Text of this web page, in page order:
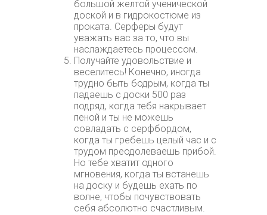
большой желтой ученической
доской и в гидрокостюме из
проката. Серферы будут
уважать вас за то, что вы
наслаждаетесь процессом.
Получайте удовольствие и
веселитесь! Конечно, иногда
трудно быть бодрым, когда ты
падаешь с доски 500 раз
подряд, когда тебя накрывает
пеной и ты не можешь
совладать с серфбордом,
когда ты гребешь целый час и с
трудом преодолеваешь прибой.
Но тебе хватит одного
мгновения, когда ты встанешь
на доску и будешь ехать по
волне, чтобы почувствовать
себя абсолютно счастливым.